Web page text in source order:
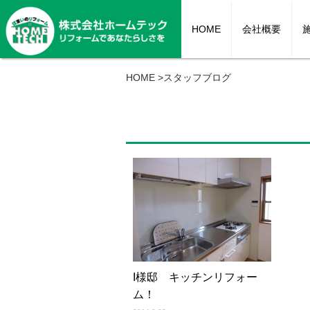
HOME 会社概要
お風呂 トイレ 洗面
耐震リフォーム
HOME >スタッフブログ
I様邸 キッチンリフォー
ム！